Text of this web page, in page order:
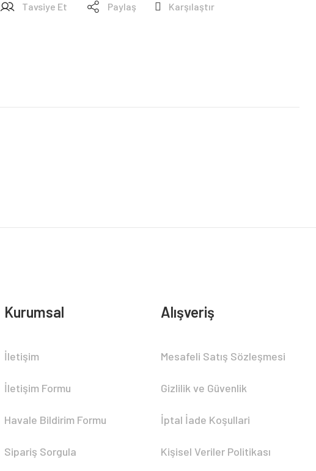
Tavsiye Et Paylaş Karşılaştır
Kurumsal
İletişim
İletişim Formu
Havale Bildirim Formu
Sipariş Sorgula
Alışveriş
Mesafeli Satış Sözleşmesi
Gizlilik ve Güvenlik
İptal İade Koşullari
Kişisel Veriler Politikası